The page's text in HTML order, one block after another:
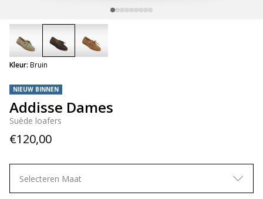
NIEUW BINNEN
Addisse Dames
Suède loafers
€120,00
Kleur: Bruin
Selecteren Maat